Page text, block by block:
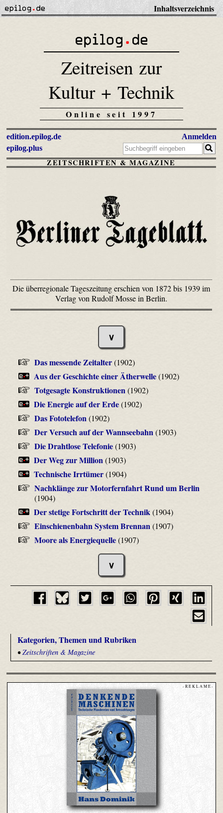
Inhaltsverzeichnis
Zeitreisen zur
Kultur + Technik
Online seit 1997
edition.epilog.de
epilog.plus
Anmelden
ZEITSCHRIFTEN & MAGAZINE
Die überregionale Tageszeitung erschien von 1872 bis 1939 im
Verlag von Rudolf Mosse in Berlin.
∨
Das messende Zeitalter(1902)
Aus der Geschichte einer Ätherwelle(1902)
Totgesagte Konstruktionen (1902)
Die Energie auf der Erde(1902)
Das Fototelefon (1902)
Der Versuch auf der Wannseebahn (1903)
Die Drahtlose Telefonie(1903)
Der Weg zur Million (1903)
Technische Irrtümer(1904)
Nachklänge zur Motorfernfahrt Rund um Berlin
(1904)
Der stetige Fortschritt der Technik(1904)
Einschienenbahn System Brennan (1907)
Moore als Energiequelle(1907)
∨
Kategorien, Themen und Rubriken
•Zeitschriften & Magazine
- R E K L A M E -